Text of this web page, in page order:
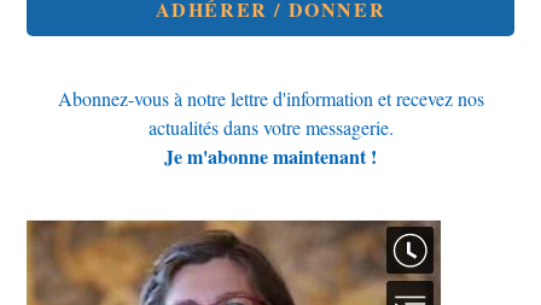
ADHÉRER / DONNER
Abonnez-vous à notre lettre d'information et recevez nos
actualités dans votre messagerie.
Je m'abonne maintenant !